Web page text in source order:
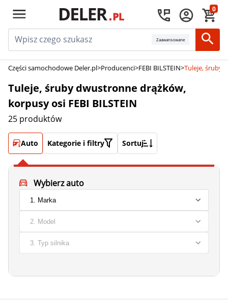
0
Zaawansowane
Części samochodowe Deler.pl>Producenci>FEBI BILSTEIN>Tuleje, śruby
Tuleje, śruby dwustronne drążków,
korpusy osi FEBI BILSTEIN
25 produktów
Auto Kategorie i filtry Sortuj
Wybierz auto